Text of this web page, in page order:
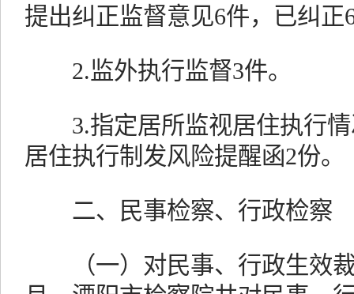
提出纠正监督意见6件，已纠正
2.监外执行监督3件。
3.指定居所监视居住执行情
居住执行制发风险提醒函2份。
二、民事检察、行政检察
（一）对民事、行政生效裁